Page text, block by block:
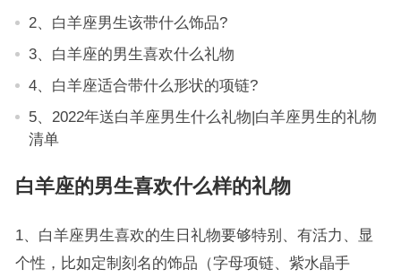
2、白羊座男生该带什么饰品?
3、白羊座的男生喜欢什么礼物
4、白羊座适合带什么形状的项链?
5、2022年送白羊座男生什么礼物|白羊座男生的礼物
清单
白羊座的男生喜欢什么样的礼物
1、白羊座男生喜欢的生日礼物要够特别、有活力、显
个性，比如定制刻名的饰品（字母项链、紫水晶手